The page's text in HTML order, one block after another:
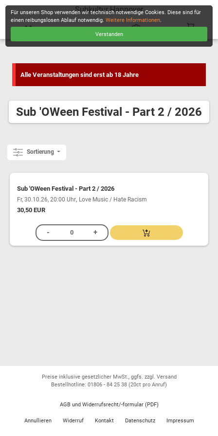
Subkultur Hannover
Alle Veranstaltungen sind erst ab 18 Jahre
Sub 'OWeen Festival - Part 2 / 2026
Sortierung
Sub 'OWeen Festival - Part 2 / 2026
Fr, 30.10.26, 20:00 Uhr, Love Music / Hate Racism
30,50 EUR
Für unseren Shop verwenden wir technisch notwendige Cookies. Diese sind für
einen reibungslosen Ablauf notwendig.Weitere Informationen.
Verstanden
Preise inklusive gesetzlicher MwSt., ggfs. zzgl. Versand
Bestellhotline: 01806 - 84 25 38 (20ct pro Anruf)
AGB und Widerrufsrecht/-formular (PDF)
Annullieren Widerruf Kontakt Datenschutz Impressum